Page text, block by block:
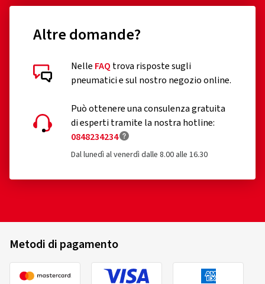
soddisfano questi criteri.
veicoli immatricolati per la prima volta prima del 1°
ottobre 1990
pneumatici ricostruiti (fino a che il Regolamento UE
2020/740 non sarà conseguentemente esteso)
pneumatici fuoristrada professionali
pneumatici di scorta ad uso temporaneo di tipo T;
pneumatici appartenenti a una categoria di velocità
inferiore a 80 km/h
Altre domande?
Nelle FAQ trova risposte sugli
pneumatici e sul nostro negozio online.
Può ottenere una consulenza gratuita
di esperti tramite la nostra hotline:
0848234234
Dal lunedì al venerdì dalle 8.00 alle 16.30
Metodi di pagamento